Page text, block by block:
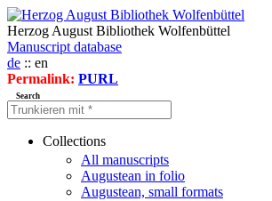
Herzog August Bibliothek Wolfenbüttel
Manuscript database
de :: en
Permalink: PURL
Search
Collections
All manuscripts
Augustean in folio
Augustean, small formats